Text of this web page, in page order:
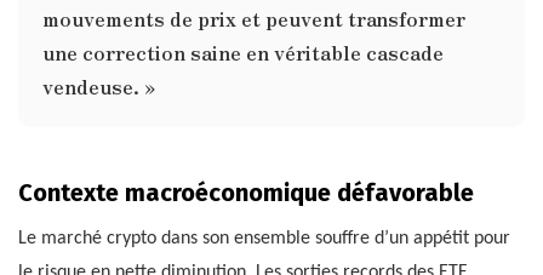
mouvements de prix et peuvent transformer
une correction saine en véritable cascade
vendeuse. »
Contexte macroéconomique défavorable
Le marché crypto dans son ensemble souffre d’un appétit pour